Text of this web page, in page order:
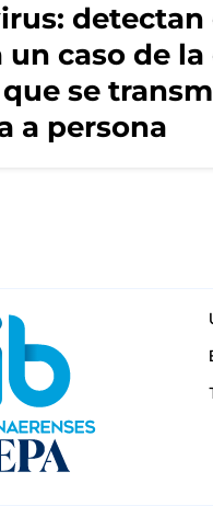
detectan
un caso de la
se
a persona